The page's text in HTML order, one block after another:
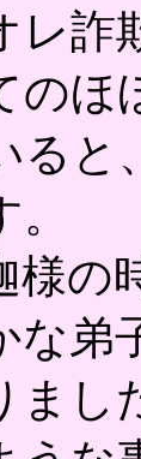
詐
のほ
ると
の
な弟
ま